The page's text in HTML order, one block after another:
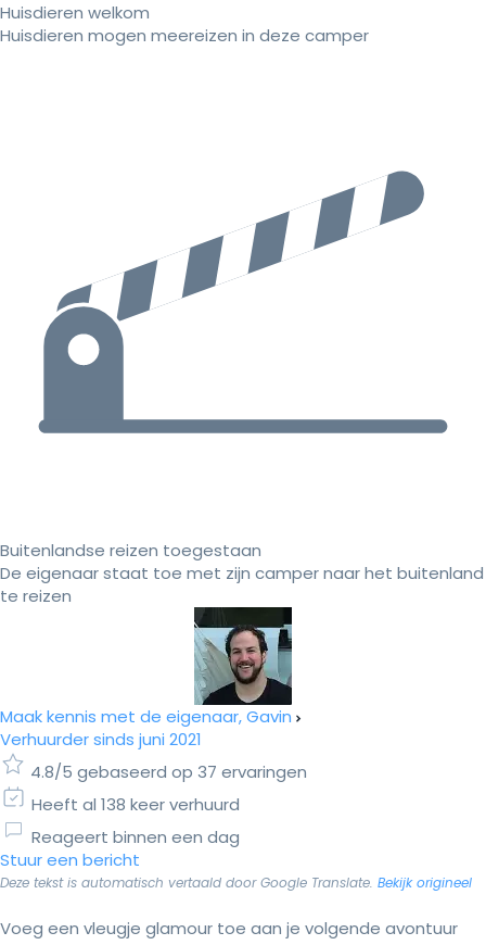
Huisdieren welkom
Huisdieren mogen meereizen in deze camper
Buitenlandse reizen toegestaan
De eigenaar staat toe met zijn camper naar het buitenland
te reizen
Maak kennis met de eigenaar, Gavin
Verhuurder sinds juni 2021
4.8/5 gebaseerd op 37 ervaringen
Heeft al 138 keer verhuurd
Reageert binnen een dag
Stuur een bericht
Deze tekst is automatisch vertaald door Google Translate. Bekijk origineel
Voeg een vleugje glamour toe aan je volgende avontuur